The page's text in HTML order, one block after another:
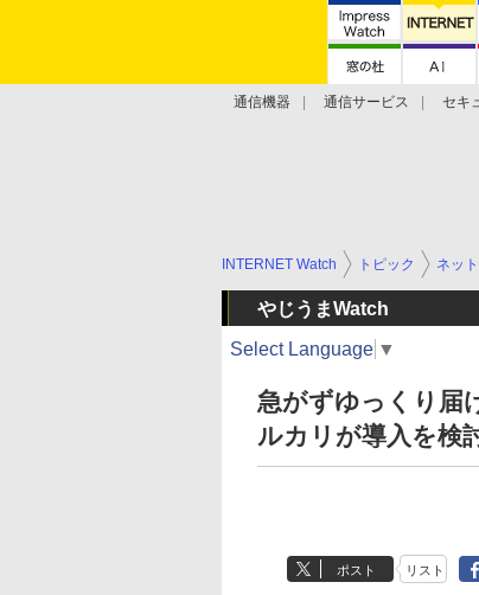
通信機器 通信サービス セキ
INTERNET Watch トピック ネッ
やじうまWatch
Select Language ▼
急がずゆっくり届
ルカリが導入を検
ポスト リスト